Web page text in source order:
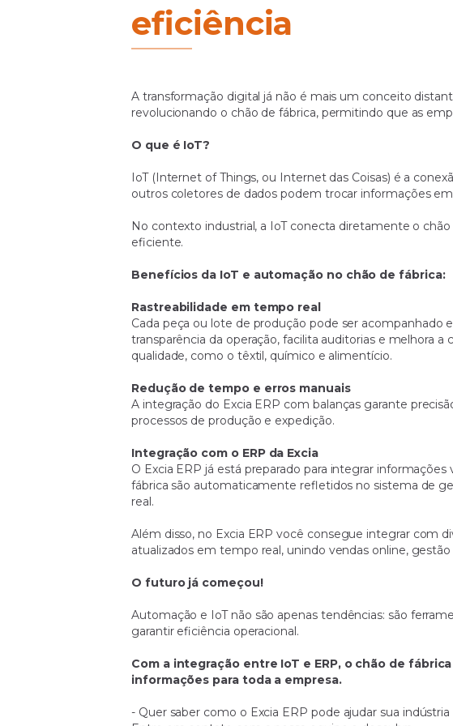
(IoT)
chão
fábrica
eficiência
A transformação digital já não é mais um conceito
revolucionando o chão de fábrica, permitindo que as
O que é IoT?
IoT (Internet of Things, ou Internet das Coisas) é a
outros coletores de dados podem trocar informações
No contexto industrial, a IoT conecta diretamente o
eficiente.
Benefícios da IoT e automação no chão de fábrica:
Rastreabilidade em tempo real
Cada peça ou lote de produção pode ser acompanhado
transparência da operação, facilita auditorias e melhora
qualidade, como o têxtil, químico e alimentício.
Redução de tempo e erros manuais
A integração do Excia ERP com balanças garante
processos de produção e expedição.
Integração com o ERP da Excia
O Excia ERP já está preparado para integrar
fábrica são automaticamente refletidos no sistema de
real.
Além disso, no Excia ERP você consegue integrar com
atualizados em tempo real, unindo vendas online,
O futuro já começou!
Automação e IoT não são apenas tendências: são
garantir eficiência operacional.
Com a integração entre IoT e ERP, o chão de
informações para toda a empresa.
- Quer saber como o Excia ERP pode ajudar sua